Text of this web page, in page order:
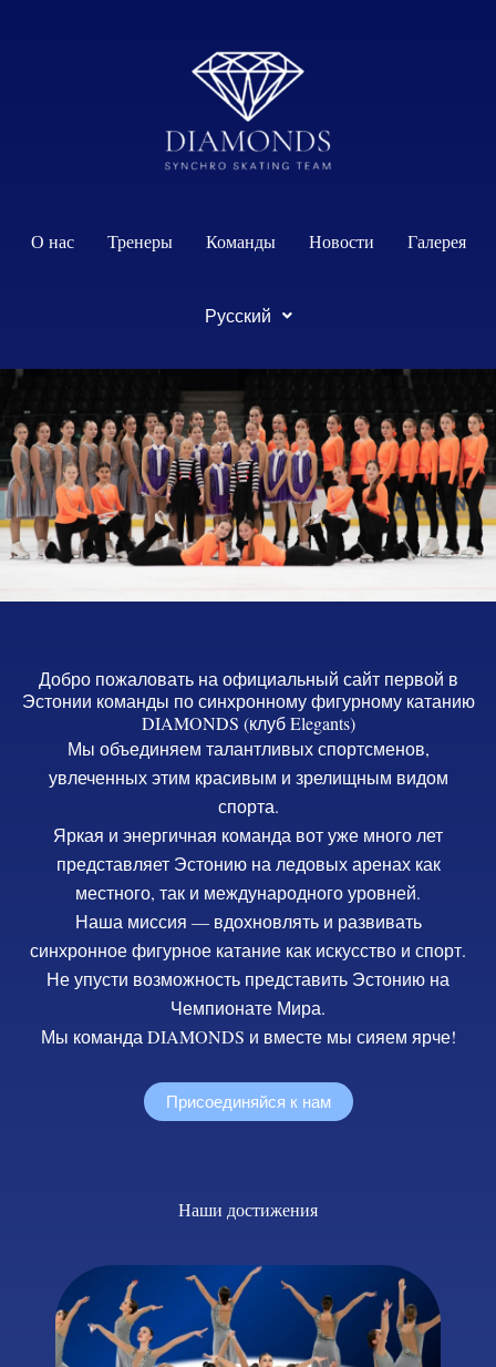
О нас Тренеры Команды Новости Галерея
Русский
Добро пожаловать на официальный сайт первой в
Эстонии команды по синхронному фигурному катанию
DIAMONDS (клуб Elegants)
Мы объединяем талантливых спортсменов,
увлеченных этим красивым и зрелищным видом
спорта.
Яркая и энергичная команда вот уже много лет
представляет Эстонию на ледовых аренах как
местного, так и международного уровней.
Наша миссия — вдохновлять и развивать
синхронное фигурное катание как искусство и спорт.
Не упусти возможность представить Эстонию на
Чемпионате Мира.
Мы команда DIAMONDS и вместе мы сияем ярче!
Присоединяйся к нам
Наши достижения​